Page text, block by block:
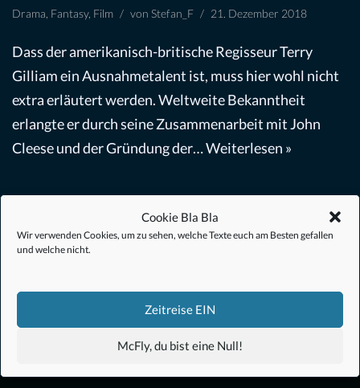
Cookie Bla Bla
Wir verwenden Cookies, um zu sehen, welche Texte euch am Besten gefallen
und welche nicht.
Zeitreise EIN
McFly, du bist eine Null!
Drama Fantasy, Film von Stefan_F 21. Dezember 2018
Dass der amerikanisch-britische Regisseur Terry
Gilliam ein Ausnahmetalent ist, muss hier wohl nicht
extra erläutert werden. Weltweite Bekanntheit
erlangte er durch seine Zusammenarbeit mit John
Cleese und der Gründung der…Weiterlesen »